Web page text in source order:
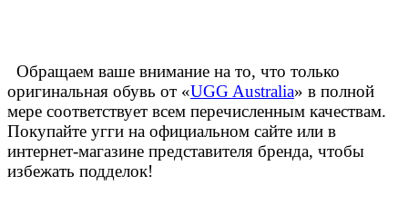
Обращаем ваше внимание на то, что только
оригинальная обувь от «UGG Australia» в полной
мере соответствует всем перечисленным качествам.
Покупайте угги на официальном сайте или в
интернет-магазине представителя бренда, чтобы
избежать подделок!